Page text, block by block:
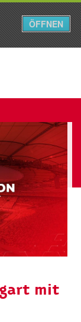
Menü
mit
ÖFFNEN